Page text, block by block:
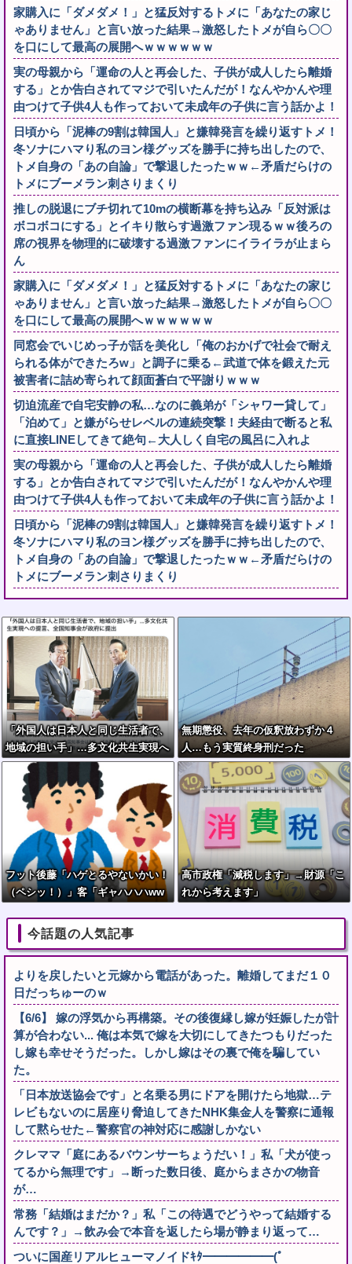
家購入に「ダメダメ！」と猛反対するトメに「あなたの家じ
ゃありません」と言い放った結果→激怒したトメが自ら〇〇
を口にして最高の展開へｗｗｗｗｗｗ
実の母親から「運命の人と再会した、子供が成人したら離婚
する」とか告白されてマジで引いたんだが！なんやかんや理
由つけて子供4人も作っておいて未成年の子供に言う話かよ！
日頃から「泥棒の9割は韓国人」と嫌韓発言を繰り返すトメ！
冬ソナにハマり私のヨン様グッズを勝手に持ち出したので、
トメ自身の「あの自論」で撃退したったｗｗ←矛盾だらけの
トメにブーメラン刺さりまくり
推しの脱退にブチ切れて10mの横断幕を持ち込み「反対派は
ボコボコにする」とイキり散らす過激ファン現るｗｗ後ろの
席の視界を物理的に破壊する過激ファンにイライラが止まら
ん
家購入に「ダメダメ！」と猛反対するトメに「あなたの家じ
ゃありません」と言い放った結果→激怒したトメが自ら〇〇
を口にして最高の展開へｗｗｗｗｗｗ
同窓会でいじめっ子が話を美化し「俺のおかげで社会で耐え
られる体ができたろw」と調子に乗る←武道で体を鍛えた元
被害者に詰め寄られて顔面蒼白で平謝りｗｗｗ
切迫流産で自宅安静の私…なのに義弟が「シャワー貸して」
「泊めて」と嫌がらせレベルの連続突撃！夫経由で断ると私
に直接LINEしてきて絶句←大人しく自宅の風呂に入れよ
実の母親から「運命の人と再会した、子供が成人したら離婚
する」とか告白されてマジで引いたんだが！なんやかんや理
由つけて子供4人も作っておいて未成年の子供に言う話かよ！
日頃から「泥棒の9割は韓国人」と嫌韓発言を繰り返すトメ！
冬ソナにハマり私のヨン様グッズを勝手に持ち出したので、
トメ自身の「あの自論」で撃退したったｗｗ←矛盾だらけの
トメにブーメラン刺さりまくり
「外国人は日本人と同じ生活者で、
地域の担い手」…多文化共生実現へ
の提言、全国知事会が政府に提出
無期懲役、去年の仮釈放わずか４
人…もう実質終身刑だった
フット後藤「ハゲとるやないかい！
（ペシッ！）」客「ギャハハハww
高市政権「減税します」→財源「こ
れから考えます」
今話題の人気記事
よりを戻したいと元嫁から電話があった。離婚してまだ１０
日だっちゅーのｗ
【6/6】 嫁の浮気から再構築。その後復縁し嫁が妊娠したが計
算が合わない... 俺は本気で嫁を大切にしてきたつもりだった
し嫁も幸せそうだった。しかし嫁はその裏で俺を騙してい
た。
「日本放送協会です」と名乗る男にドアを開けたら地獄…テ
レビもないのに居座り脅迫してきたNHK集金人を警察に通報
して黙らせた←警察官の神対応に感謝しかない
クレママ「庭にあるバウンサーちょうだい！」私「犬が使っ
てるから無理です」→断った数日後、庭からまさかの物音
が…
常務「結婚はまだか？」私「この待遇でどうやって結婚する
んです？」→飲み会で本音を返したら場が静まり返って…
ついに国産リアルヒューマノイドｷﾀ━━━━━━(ﾟ